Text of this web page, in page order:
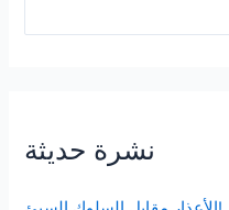
نشرة حديثة